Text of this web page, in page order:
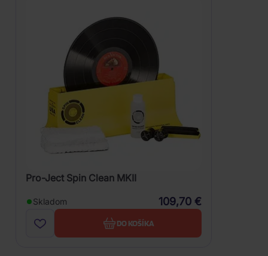
Pro-Ject Spin Clean MKII
Skladom 109,70 €
DO KOŠÍKA